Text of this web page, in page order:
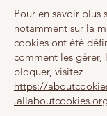
Pour en savoir plus
notamment sur la
cookies ont été
comment les gérer,
bloquer, visitez
https://